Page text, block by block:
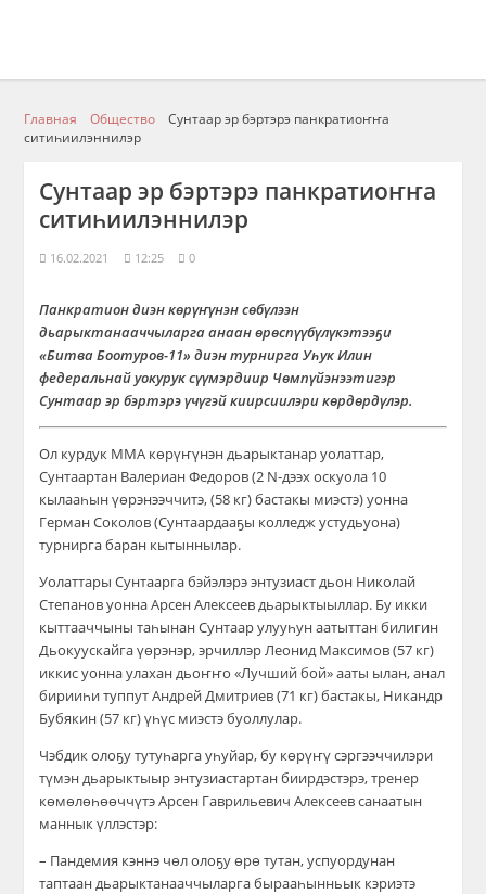
Главная Общество
Сунтаар эр бэртэрэ панкратиоҥҥа
ситиһиилэннилэр
Сунтаар эр бэртэрэ панкратиоҥҥа
ситиһиилэннилэр
16.02.2021 12:25 0
Панкратион диэн көрүҥүнэн сөбүлээн
дьарыктанааччыларга анаан өрөспүүбүлүкэтээҕи
«Битва Боотуров-11» диэн турнирга Уһук Илин
федеральнай уокурук сүүмэрдиир Чөмпүйэнээтигэр
Сунтаар эр бэртэрэ үчүгэй киирсиилэри көрдөрдүлэр.
Ол курдук ММА көрүҥүнэн дьарыктанар уолаттар,
Сунтаартан Валериан Федоров (2 N-дээх оскуола 10
кылааһын үөрэнээччитэ, (58 кг) бастакы миэстэ) уонна
Герман Соколов (Сунтаардааҕы колледж устудьуона)
турнирга баран кытыннылар.
Уолаттары Сунтаарга бэйэлэрэ энтузиаст дьон Николай
Степанов уонна Арсен Алексеев дьарыктыыллар. Бу икки
кыттааччыны таһынан Сунтаар улууһун аатыттан билигин
Дьокуускайга үөрэнэр, эрчиллэр Леонид Максимов (57 кг)
иккис уонна улахан дьоҥҥо «Лучший бой» ааты ылан, анал
бирииһи туппут Андрей Дмитриев (71 кг) бастакы, Никандр
Бубякин (57 кг) үһүс миэстэ буоллулар.
Чэбдик олоҕу тутуһарга уһуйар, бу көрүҥү сэргээччилэри
түмэн дьарыктыыр энтузиастартан биирдэстэрэ, тренер
көмөлөһөөччүтэ Арсен Гаврильевич Алексеев санаатын
маннык үллэстэр:
– Пандемия кэннэ чөл олоҕу өрө тутан, успуордунан
таптаан дьарыктанааччыларга бырааһынньык кэриэтэ